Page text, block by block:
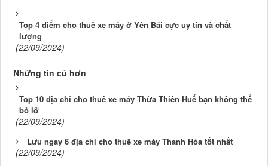
Top 4 điểm cho thuê xe máy ở Yên Bái cực uy tín và chất
lượng
(22/09/2024)
Những tin cũ hơn
Top 10 địa chỉ cho thuê xe máy Thừa Thiên Huế bạn không thể
bỏ lỡ
(22/09/2024)
Lưu ngay 6 địa chỉ cho thuê xe máy Thanh Hóa tốt nhất
(22/09/2024)